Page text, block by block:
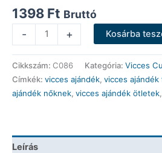
1398 Ft Bruttó
-
Ajándék
-
Másnaposság
elleni
tabletta
Cukor
+ Kosárba
Cikkszám: C086 Kategória: Vicces
Címkék: vicces ajándék, vicces ajándék
ajándék nőknek, vicces ajándék ötletek,
Leírás